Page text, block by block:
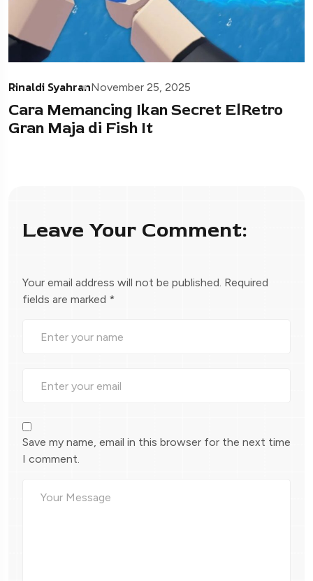
Rinaldi SyahranNovember 25, 2025
Cara Memancing Ikan Secret ElRetro
Gran Maja di Fish It
Leave Your Comment:
Your email address will not be published. Required
fields are marked *
Save my name, email in this browser for the next time
I comment.